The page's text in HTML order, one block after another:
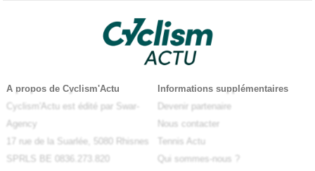
A propos de Cyclism'Actu
Cyclism'Actu est édité par Swar-
Agency
17 rue de la Suarlée, 5080 Rhisnes
SPRLS BE 0836.273.820
Informations supplémentaires
Devenir partenaire
Nous contacter
Tennis Actu
Qui sommes-nous ?